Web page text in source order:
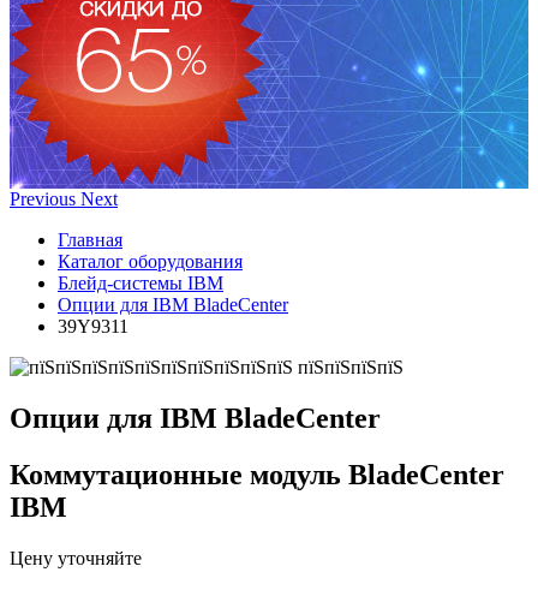
Previous Next
Главная
Каталог оборудования
Блейд-системы IBM
Опции для IBM BladeCenter
39Y9311
Опции для IBM BladeCenter
Коммутационные модуль BladeCenter
IBM
Цену уточняйте